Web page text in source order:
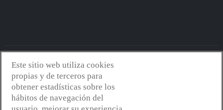
Avantserveis.com -Aviso legal - GDPR
Política de cookies-Política de calidad y medio ambiente
web:Mejorconweb
Este sitio web utiliza cookies
propias y de terceros para
obtener estadísticas sobre los
hábitos de navegación del